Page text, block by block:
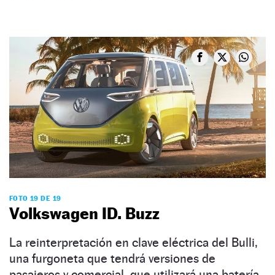
FOTO 19 DE 19
Volkswagen ID. Buzz
La reinterpretación en clave eléctrica del Bulli,
una furgoneta que tendrá versiones de